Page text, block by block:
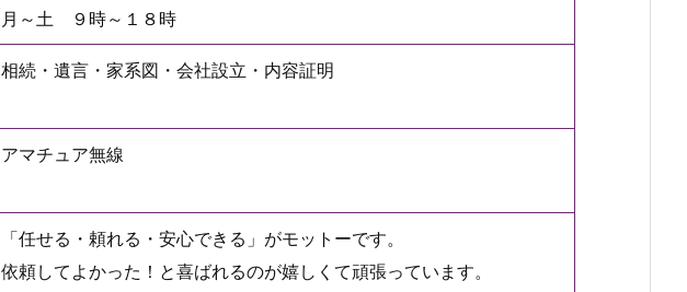
月～土 ９時～１８時
相続・遺言・家系図・会社設立・内容証明
アマチュア無線
「任せる・頼れる・安心できる」がモットーです。
依頼してよかった！と喜ばれるのが嬉しくて頑張っています。